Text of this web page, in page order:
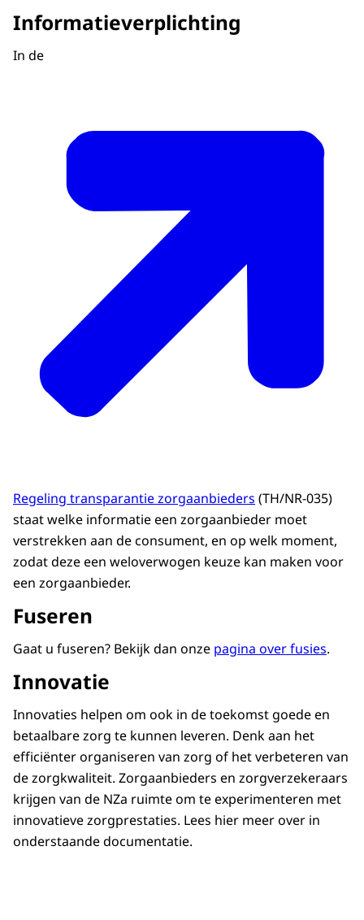
Informatieverplichting
In de
Regeling transparantie zorgaanbieders (TH/NR-035)
staat welke informatie een zorgaanbieder moet
verstrekken aan de consument, en op welk moment,
zodat deze een weloverwogen keuze kan maken voor
een zorgaanbieder.
Fuseren
Gaat u fuseren? Bekijk dan onze pagina over fusies.
Innovatie
Innovaties helpen om ook in de toekomst goede en
betaalbare zorg te kunnen leveren. Denk aan het
efficiënter organiseren van zorg of het verbeteren van
de zorgkwaliteit. Zorgaanbieders en zorgverzekeraars
krijgen van de NZa ruimte om te experimenteren met
innovatieve zorgprestaties. Lees hier meer over in
onderstaande documentatie.